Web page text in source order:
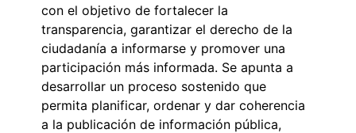
con el objetivo de fortalecer la
transparencia, garantizar el derecho de la
ciudadanía a informarse y promover una
participación más informada. Se apunta a
desarrollar un proceso sostenido que
permita planificar, ordenar y dar coherencia
a la publicación de información pública,